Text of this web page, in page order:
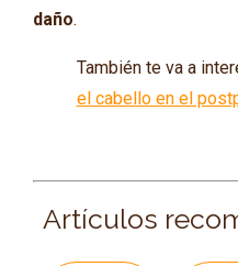
daño.
También te va a
el cabello en el
Artículos